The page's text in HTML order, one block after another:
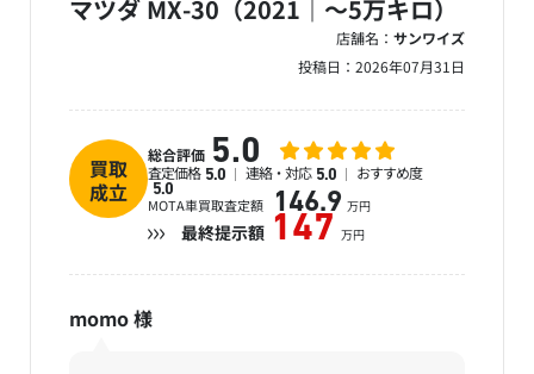
マツダ MX-30（2021｜～5万キロ）
店舗名： サンワイズ
投稿日： 2026年07月31日
買取
成立
総合評価 5.0
査定価格 5.0 連絡・対応 5.0 おすすめ度
5.0
MOTA車買取査定額 146.9 万円
最終提示額 147 万円
momo様